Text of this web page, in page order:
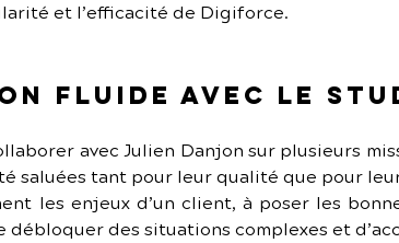
et l’efficacité de Digiforce.
fluide avec Le
avec Julien Danjon sur plusieurs
saluées tant pour leur qualité que pour
les enjeux d’un client, à poser les
débloquer des situations complexes et